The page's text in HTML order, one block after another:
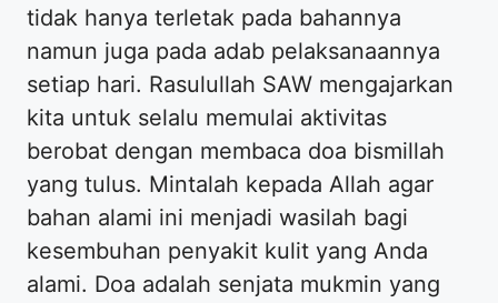
tidak hanya terletak pada bahannya
namun juga pada adab pelaksanaannya
setiap hari. Rasulullah SAW mengajarkan
kita untuk selalu memulai aktivitas
berobat dengan membaca doa bismillah
yang tulus. Mintalah kepada Allah agar
bahan alami ini menjadi wasilah bagi
kesembuhan penyakit kulit yang Anda
alami. Doa adalah senjata mukmin yang